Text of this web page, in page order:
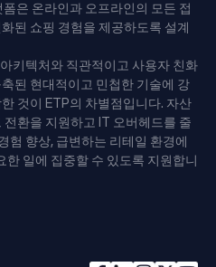
은 온라인과 오프라인의 모든 접
된 쇼핑 경험을 제공하도록 설계
키텍처와 직관적이고 사용자 친화
된 현대적이고 민첩한 기술에 강
것이 ETP의 차별점입니다. 자산
환을 지원하고 IT 오버헤드를 줄
험 향상, 급변하는 리테일 환경에
일에 집중할 수 있도록 지원합니